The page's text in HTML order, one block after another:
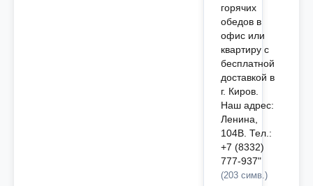
горячих
обедов в
офис или
квартиру с
бесплатной
доставкой в
г. Киров.
Наш адрес:
Ленина,
104В. Тел.:
+7 (8332)
777-937"
(203 симв.)